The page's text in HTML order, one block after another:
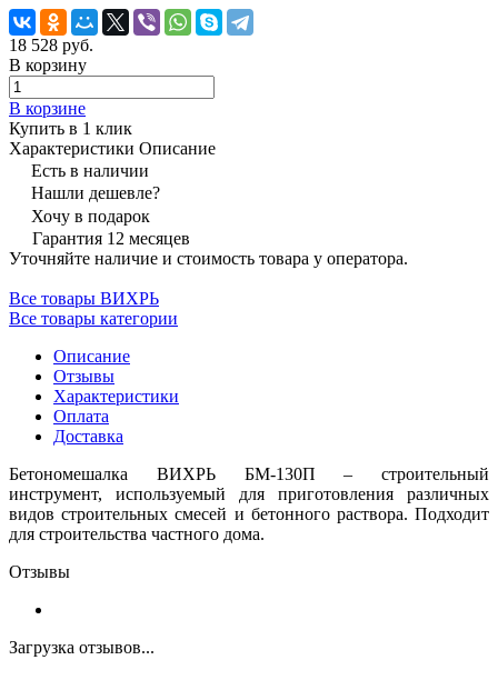
18 528 руб.
В корзину
В корзине
Купить в 1 клик
Характеристики Описание
Есть в наличии
Нашли дешевле?
Хочу в подарок
Гарантия 12 месяцев
Уточняйте наличие и стоимость товара у оператора.
Все товары ВИХРЬ
Все товары категории
Описание
Отзывы
Характеристики
Оплата
Доставка
Бетономешалка ВИХРЬ БМ-130П – строительный
инструмент, используемый для приготовления различных
видов строительных смесей и бетонного раствора. Подходит
для строительства частного дома.
Отзывы
Загрузка отзывов...